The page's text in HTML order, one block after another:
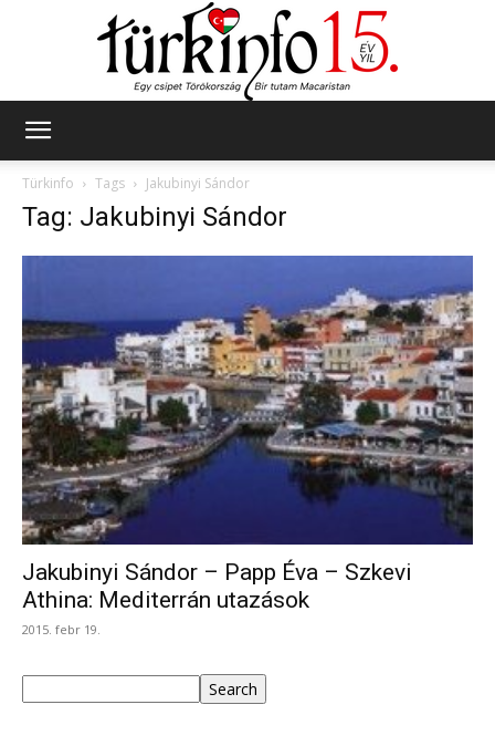
Türkinfo
Tags Jakubinyi Sándor
Tag: Jakubinyi Sándor
Jakubinyi Sándor – Papp Éva – Szkevi
Athina: Mediterrán utazások
2015. febr 19.
Search